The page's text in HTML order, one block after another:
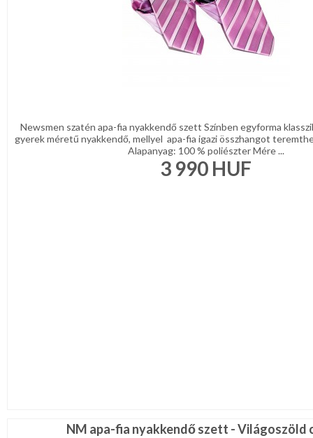
Newsmen szatén apa-fia nyakkendő szett Színben egyforma
gyerek méretű nyakkendő, mellyel apa-fia igazi összhangot
Alapanyag: 100 % poliészter Mére ...
3 990 HUF
NM apa-fia nyakkendő szett - Világoszöld